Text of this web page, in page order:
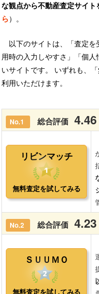
な観点から不動産査定サイト
ら）。
以下のサイトは、「査定
用時の入力しやすさ」「個
いサイトです。 いずれも、「
利用いただけます。